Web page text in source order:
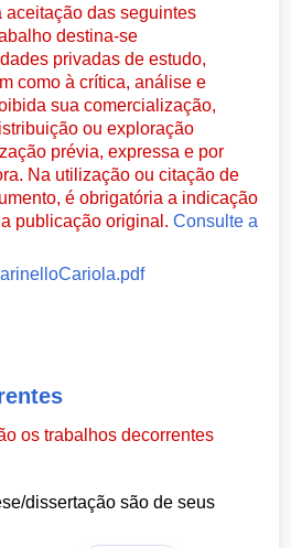
das seguintes
destina-se
privadas de estudo,
como à crítica, análise e
sua comercialização,
ou exploração
prévia, expressa e por
Na utilização ou citação de
é obrigatória a indicação
publicação original.Consulte a
os trabalhos decorrentes
dissertação são de seus